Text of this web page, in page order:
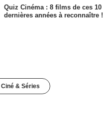
Quiz Cinéma : 8 films de ces 10
dernières années à reconnaître !
& Séries